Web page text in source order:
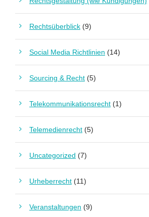
Rechtsüberblick (9)
Social Media Richtlinien (14)
Sourcing & Recht (5)
Telekommunikationsrecht (1)
Telemedienrecht (5)
Uncategorized (7)
Urheberrecht (11)
Veranstaltungen (9)